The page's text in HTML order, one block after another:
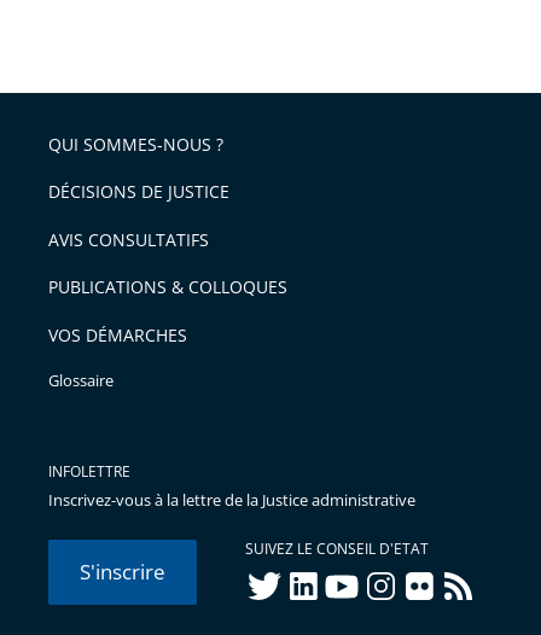
QUI SOMMES-NOUS ?
DÉCISIONS DE JUSTICE
AVIS CONSULTATIFS
PUBLICATIONS & COLLOQUES
VOS DÉMARCHES
Glossaire
INFOLETTRE
Inscrivez-vous à la lettre de la Justice administrative
S'inscrire
SUIVEZ LE CONSEIL D'ETAT
twitterlinkedInyoutubeinstagram
flickr rss